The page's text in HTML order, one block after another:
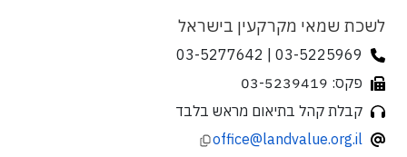
לשכת שמאי מקרקעין בישראל
03-5225969 | 03-5277642
פקס: 03-5239419
קבלת קהל בתיאום מראש בלבד
office@landvalue.org.il